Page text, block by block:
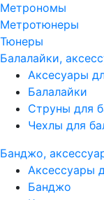
Метрономы
Метротюнеры
Тюнеры
Балалайки,
Аксесуары
Балалайки
Струны для
Чехлы для
Банджо,
Аксессуары
Банджо